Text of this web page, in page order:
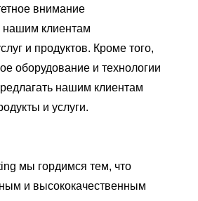
внимание
нашим клиентам
и продуктов. Кроме того,
оборудование и технологии
нашим клиентам
и услуги.
мы гордимся тем, что
и высококачественным